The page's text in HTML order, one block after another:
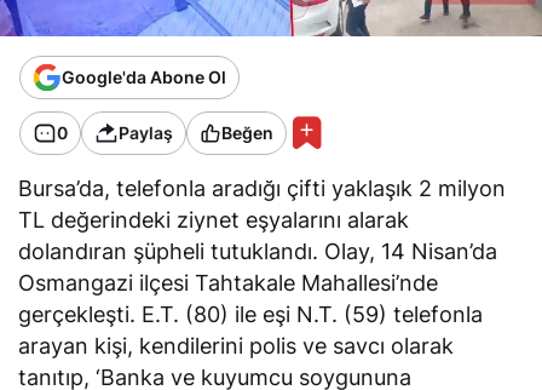
Google'da Abone Ol
0 Paylaş Beğen
Bursa’da, telefonla aradığı çifti yaklaşık 2 milyon
TL değerindeki ziynet eşyalarını alarak
dolandıran şüpheli tutuklandı. Olay, 14 Nisan’da
Osmangazi ilçesi Tahtakale Mahallesi’nde
gerçekleşti. E.T. (80) ile eşi N.T. (59) telefonla
arayan kişi, kendilerini polis ve savcı olarak
tanıtıp, ‘Banka ve kuyumcu soygununa